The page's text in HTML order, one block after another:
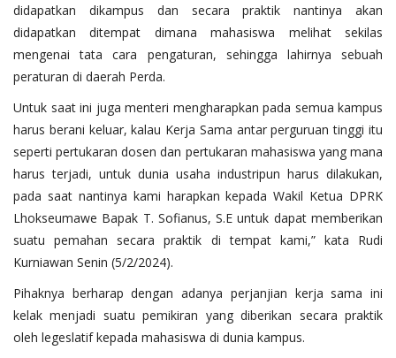
didapatkan dikampus dan secara praktik nantinya akan
didapatkan ditempat dimana mahasiswa melihat sekilas
mengenai tata cara pengaturan, sehingga lahirnya sebuah
peraturan di daerah Perda.
Untuk saat ini juga menteri mengharapkan pada semua kampus
harus berani keluar, kalau Kerja Sama antar perguruan tinggi itu
seperti pertukaran dosen dan pertukaran mahasiswa yang mana
harus terjadi, untuk dunia usaha industripun harus dilakukan,
pada saat nantinya kami harapkan kepada Wakil Ketua DPRK
Lhokseumawe Bapak T. Sofianus, S.E untuk dapat memberikan
suatu pemahan secara praktik di tempat kami,” kata Rudi
Kurniawan Senin (5/2/2024).
Pihaknya berharap dengan adanya perjanjian kerja sama ini
kelak menjadi suatu pemikiran yang diberikan secara praktik
oleh legeslatif kepada mahasiswa di dunia kampus.